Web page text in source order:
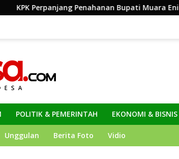
Bupati Muara Enim Edison 30 Hari
POLITIK & PEMERINTAH EKONOMI & BISNIS
Unggulan Berita Foto Vidio